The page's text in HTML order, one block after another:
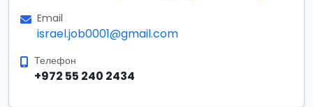
Email
israel.job0001@gmail.com
Телефон
+972 55 240 2434